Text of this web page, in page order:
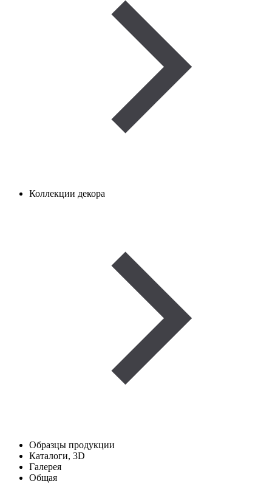
Коллекции декора
Образцы продукции
Каталоги, 3D
Галерея
Общая